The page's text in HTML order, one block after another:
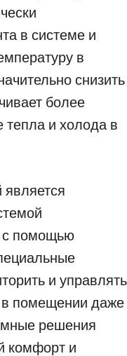
в системе и
в
снизить
более
тепла и холода в
с помощью
и управлять
в помещении даже
решения
комфорт и